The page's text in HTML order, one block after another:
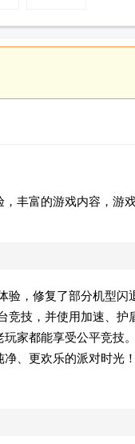
丰富的游戏内容，游
验，修复了部分机型闪
竞技，并使用加速、护
家都能享受公平竞技
、更欢乐的派对时光